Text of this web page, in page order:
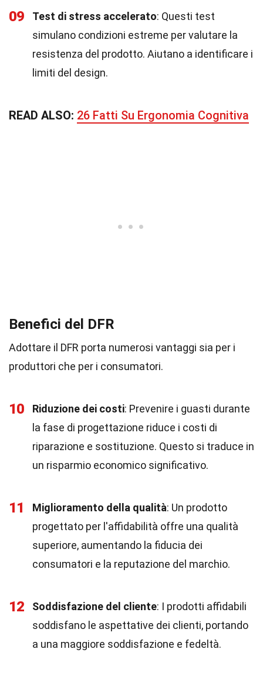
09 Test di stress accelerato: Questi test
simulano condizioni estreme per valutare la
resistenza del prodotto. Aiutano a identificare i
limiti del design.
READ ALSO: 26 Fatti Su Ergonomia Cognitiva
Benefici del DFR
Adottare il DFR porta numerosi vantaggi sia per i
produttori che per i consumatori.
10 Riduzione dei costi: Prevenire i guasti durante
la fase di progettazione riduce i costi di
riparazione e sostituzione. Questo si traduce in
un risparmio economico significativo.
11 Miglioramento della qualità: Un prodotto
progettato per l'affidabilità offre una qualità
superiore, aumentando la fiducia dei
consumatori e la reputazione del marchio.
12 Soddisfazione del cliente: I prodotti affidabili
soddisfano le aspettative dei clienti, portando
a una maggiore soddisfazione e fedeltà.